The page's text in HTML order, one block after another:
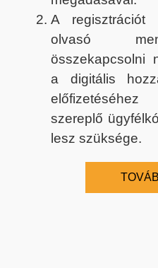
A regisztrációt
olvasó
összekapcsolni
a digitális
szereplő
lesz szüksége.